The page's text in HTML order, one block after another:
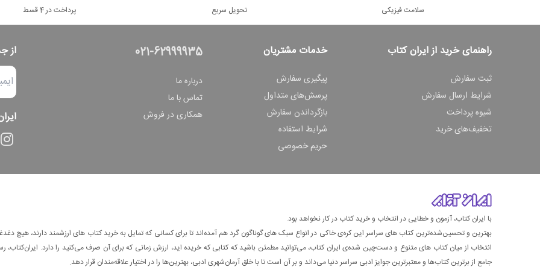
سلامت فیزیکی تحویل سریع پرداخت در 4 قسط
راهنمای خرید از ایران کتاب
ثبت سفارش
شرایط ارسال سفارش
شیوه پرداخت
تخفیف‌های خرید
خدمات مشتریان
پیگیری سفارش
پرسش‌های متداول
بازگرداندن سفارش
شرایط استفاده
حریم خصوصی
021-62999935
درباره ما
تماس با ما
همکاری در فروش
از
با ایران کتاب، آزمون و خطایی در انتخاب و خرید کتاب در کار نخواهد بود.
بهترین و تحسین‌شده‌ترین کتاب‌ های سراسر این کره‌ی خاکی در انواع سبک های گوناگون گرد هم آمده‌اند تا برای کسانی که تمایل به خرید کتاب های ارزشمند دارند، هیچ
انتخاب از میان کتاب های متنوع و دست‌چین شده‌ی ایران کتاب، می‌توانید مطمئن باشید که کتابی که خریده اید، ارزش زمانی که برای آن صرف می‌کنید را دارد. ایران‌کتاب،
جامع از برترین کتاب‌ها و معتبرترین جوایز ادبی سراسر دنیا می‌داند و بر آن است تا با خلق آرمان‌شهری ادبی، بهترین‌ها را در اختیار علاقه‌مندان قرار دهد.